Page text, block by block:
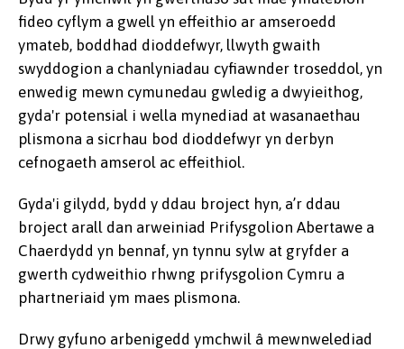
fideo cyflym a gwell yn effeithio ar amseroedd
ymateb, boddhad dioddefwyr, llwyth gwaith
swyddogion a chanlyniadau cyfiawnder troseddol, yn
enwedig mewn cymunedau gwledig a dwyieithog,
gyda'r potensial i wella mynediad at wasanaethau
plismona a sicrhau bod dioddefwyr yn derbyn
cefnogaeth amserol ac effeithiol.
Gyda'i gilydd, bydd y ddau broject hyn, a’r ddau
broject arall dan arweiniad Prifysgolion Abertawe a
Chaerdydd yn bennaf, yn tynnu sylw at gryfder a
gwerth cydweithio rhwng prifysgolion Cymru a
phartneriaid ym maes plismona.
Drwy gyfuno arbenigedd ymchwil â mewnwelediad